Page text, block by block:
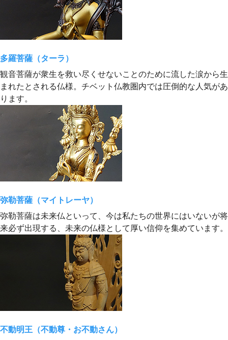
多羅菩薩（ターラ）
観音菩薩が衆生を救い尽くせないことのために流した涙から生
まれたとされる仏様。チベット仏教圏内では圧倒的な人気があ
ります。
弥勒菩薩（マイトレーヤ）
弥勒菩薩は未来仏といって、今は私たちの世界にはいないが将
来必ず出現する、未来の仏様として厚い信仰を集めています。
不動明王（不動尊・お不動さん）